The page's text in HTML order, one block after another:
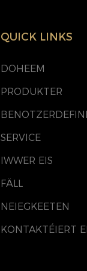
QUICK LINKS
DOHEEM
PRODUKTER
SERVICE
IWWER EIS
FÄLL
NEIEGKEETEN
KONTAKTÉIERT